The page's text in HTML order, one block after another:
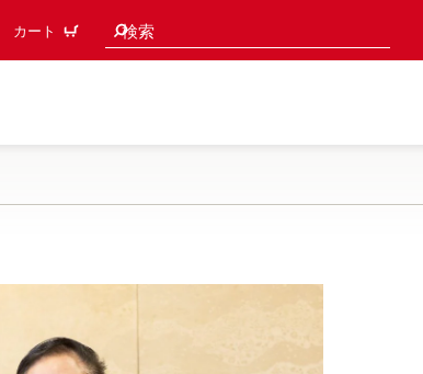
カート 検索
検索候補